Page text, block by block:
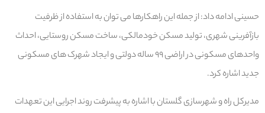
حسینی ادامه داد: از جمله این راهکارها می توان به استفاده از ظرفیت
بازآفرینی شهری، تولید مسکن خودمالکی، ساخت مسکن روستایی، احداث
واحدهای مسکونی در اراضی ۹۹ ساله دولتی و ایجاد شهرک های مسکونی
جدید اشاره کرد.
مدیرکل راه و شهرسازی گلستان با اشاره به پیشرفت روند اجرایی این تعهدات